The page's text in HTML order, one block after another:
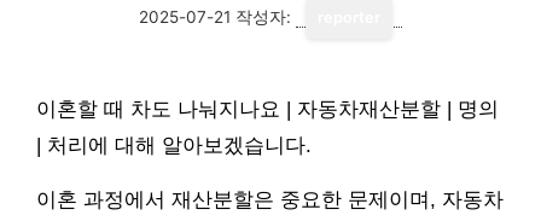
2025-07-21 작성자:
이혼할 때 차도 나눠지나요 | 자동차재산분할 | 명의
| 처리에 대해 알아보겠습니다.
이혼 과정에서 재산분할은 중요한 문제이며, 자동차